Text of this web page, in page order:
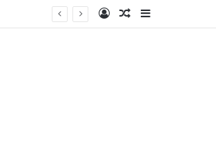
AccesoPublicacion al
Barra lateral